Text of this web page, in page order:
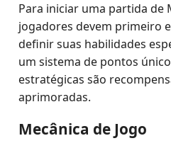
Para iniciar uma partida de
jogadores devem primeiro
definir suas habilidades
um sistema de pontos
estratégicas são
aprimoradas.
Mecânica de Jogo